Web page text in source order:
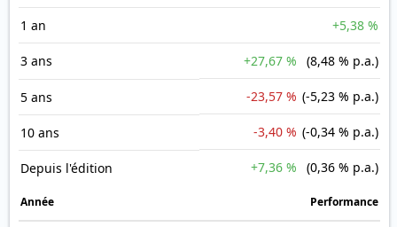
1 an +5,38 %
3 ans +27,67 % (8,48 % p.a.)
5 ans -23,57 % (-5,23 % p.a.)
10 ans -3,40 % (-0,34 % p.a.)
Depuis l'édition +7,36 % (0,36 % p.a.)
Année Performance